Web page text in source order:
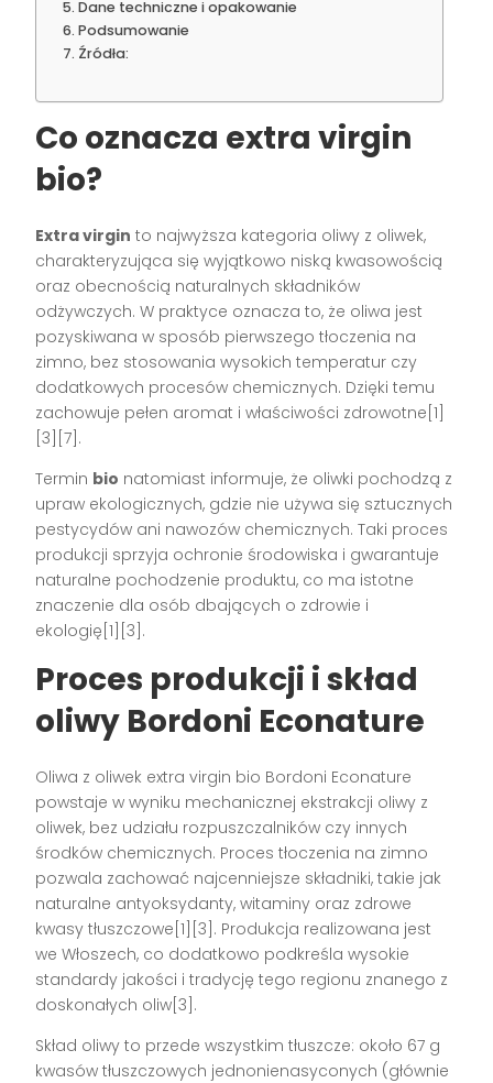
Dane techniczne i opakowanie
Podsumowanie
Źródła:
Co oznacza extra virgin
bio?
Extra virgin to najwyższa kategoria oliwy z oliwek,
charakteryzująca się wyjątkowo niską kwasowością
oraz obecnością naturalnych składników
odżywczych. W praktyce oznacza to, że oliwa jest
pozyskiwana w sposób pierwszego tłoczenia na
zimno, bez stosowania wysokich temperatur czy
dodatkowych procesów chemicznych. Dzięki temu
zachowuje pełen aromat i właściwości zdrowotne[1]
[3][7].
Termin bio natomiast informuje, że oliwki pochodzą z
upraw ekologicznych, gdzie nie używa się sztucznych
pestycydów ani nawozów chemicznych. Taki proces
produkcji sprzyja ochronie środowiska i gwarantuje
naturalne pochodzenie produktu, co ma istotne
znaczenie dla osób dbających o zdrowie i
ekologię[1][3].
Proces produkcji i skład
oliwy Bordoni Econature
Oliwa z oliwek extra virgin bio Bordoni Econature
powstaje w wyniku mechanicznej ekstrakcji oliwy z
oliwek, bez udziału rozpuszczalników czy innych
środków chemicznych. Proces tłoczenia na zimno
pozwala zachować najcenniejsze składniki, takie jak
naturalne antyoksydanty, witaminy oraz zdrowe
kwasy tłuszczowe[1][3]. Produkcja realizowana jest
we Włoszech, co dodatkowo podkreśla wysokie
standardy jakości i tradycję tego regionu znanego z
doskonałych oliw[3].
Skład oliwy to przede wszystkim tłuszcze: około 67 g
kwasów tłuszczowych jednonienasyconych (głównie